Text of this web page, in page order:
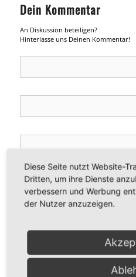
Dein Kommentar
An Diskussion beteiligen?
Hinterlasse uns Deinen Kommentar!
Diese Seite nutzt Website-
Dritten, um ihre Dienste
verbessern und Werbung
der Nutzer anzuzeigen.